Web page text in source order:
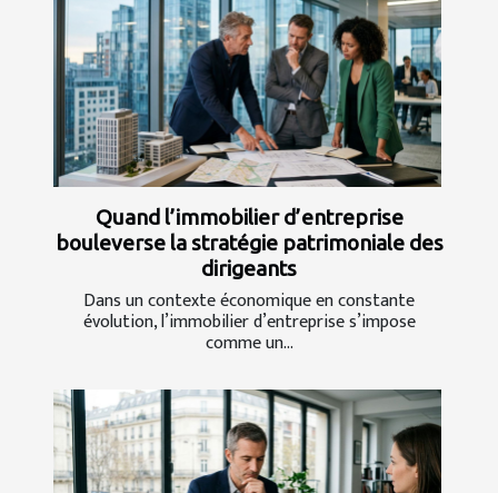
Quand l’immobilier d’entreprise
bouleverse la stratégie patrimoniale des
dirigeants
Dans un contexte économique en constante
évolution, l’immobilier d’entreprise s’impose
comme un...